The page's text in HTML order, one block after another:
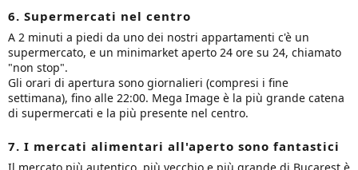
6. Supermercati nel centro
A 2 minuti a piedi da uno dei nostri appartamenti c'è un
supermercato, e un minimarket aperto 24 ore su 24, chiamato
"non stop".
Gli orari di apertura sono giornalieri (compresi i fine
settimana), fino alle 22:00. Mega Image è la più grande catena
di supermercati e la più presente nel centro.
7. I mercati alimentari all'aperto sono fantastici